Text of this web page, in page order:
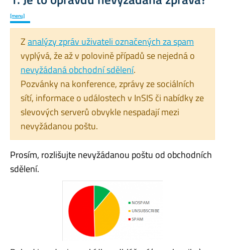
[menu]
Zanalýzy zpráv uživateli označených za spam
vyplývá, že až v polovině případů se nejedná o
nevyžádaná obchodní sdělení.
Pozvánky na konference, zprávy ze sociálních
sítí, informace o událostech v InSIS či nabídky ze
slevových serverů obvykle nespadají mezi
nevyžádanou poštu.
Prosím, rozlišujte nevyžádanou poštu od obchodních
sdělení.